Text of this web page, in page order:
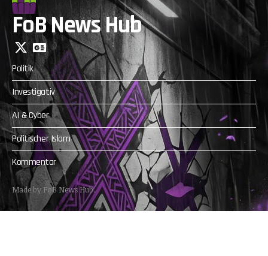
FoB News Hub
Politik
Investigativ
AI & Cyber
Politischer Islam
Kommentar
Made by FoB News Hub.